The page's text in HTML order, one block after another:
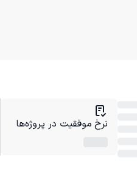
نرخ موفقیت در پروژه‌ها